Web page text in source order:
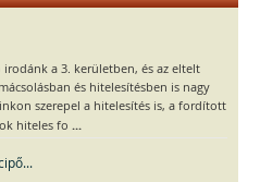
a 3. kerületben, és az eltelt
és hitelesítésben is nagy
szerepel a hitelesítés is, a fordított
hiteles fo ...